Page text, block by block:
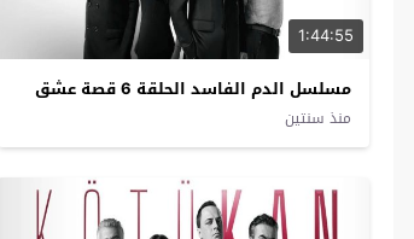
1:44:55
مسلسل الدم الفاسد الحلقة 6 قصة عشق
منذ سنتين